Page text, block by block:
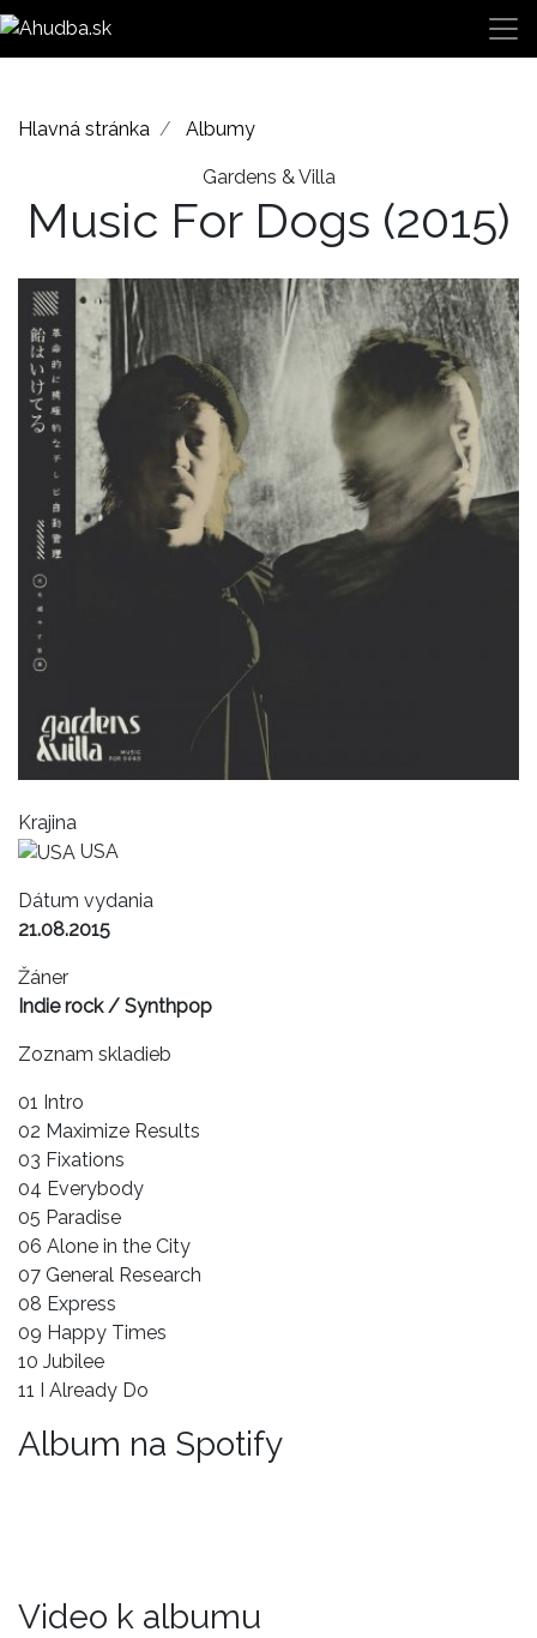
Hlavná stránka Albumy
Gardens & Villa
Music For Dogs (2015)
Krajina
USA
Dátum vydania
21.08.2015
Žáner
Indie rock / Synthpop
Zoznam skladieb
01 Intro
02 Maximize Results
03 Fixations
04 Everybody
05 Paradise
06 Alone in the City
07 General Research
08 Express
09 Happy Times
10 Jubilee
11 I Already Do
Album na Spotify
Video k albumu